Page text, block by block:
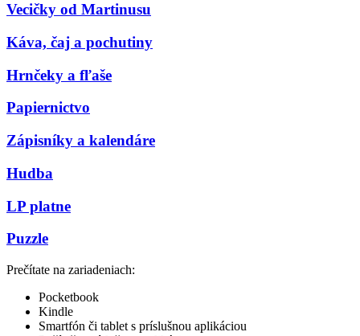
Vecičky od Martinusu
Káva, čaj a pochutiny
Hrnčeky a fľaše
Papiernictvo
Zápisníky a kalendáre
Hudba
LP platne
Puzzle
Prečítate na zariadeniach:
Pocketbook
Kindle
Smartfón či tablet s príslušnou aplikáciou